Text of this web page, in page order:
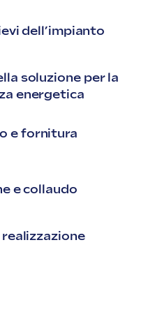
dell’impianto
soluzione per la
energetica
e fornitura
e collaudo